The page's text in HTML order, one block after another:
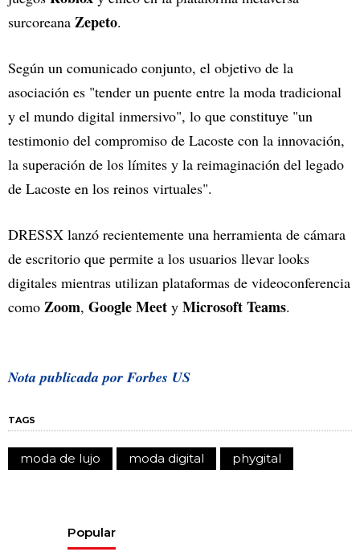
surcoreana Zepeto.
Según un comunicado conjunto, el objetivo de la
asociación es "tender un puente entre la moda tradicional
y el mundo digital inmersivo", lo que constituye "un
testimonio del compromiso de Lacoste con la innovación,
la superación de los límites y la reimaginación del legado
de Lacoste en los reinos virtuales".
DRESSX lanzó recientemente una herramienta de cámara
de escritorio que permite a los usuarios llevar looks
digitales mientras utilizan plataformas de videoconferencia
como Zoom, GoogleMeet y Microsoft Teams.
Nota publicada por Forbes US
TAGS
moda de lujo moda digital phygital
Popular